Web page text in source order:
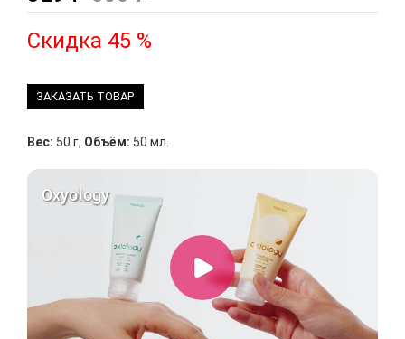
Скидка 45 %
ЗАКАЗАТЬ ТОВАР
Вес: 50 г, Объём: 50 мл.